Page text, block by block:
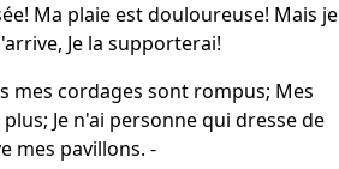
Ma plaie est douloureuse! Mais je
Je la supporterai!
mes cordages sont rompus; Mes
Je n'ai personne qui dresse de
mes pavillons. -